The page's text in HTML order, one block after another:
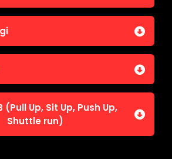
(termasuk UU Kepolisian)
12 menit)
(Pull Up, Sit Up, Push Up,
Shuttle run)